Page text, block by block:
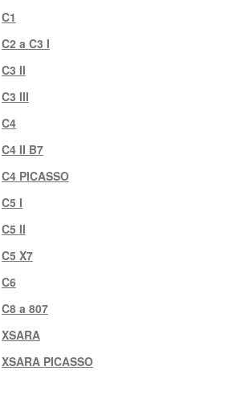
C1
C2 a C3 I
C3 II
C3 III
C4
C4 II B7
C4 PICASSO
C5 I
C5 II
C5 X7
C6
C8 a 807
XSARA
XSARA PICASSO